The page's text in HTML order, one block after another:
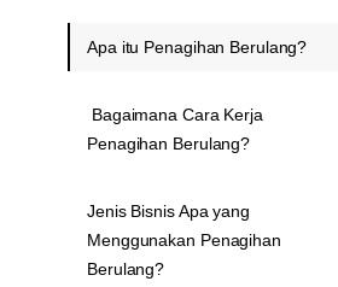
Apa itu Penagihan Berulang?
Bagaimana Cara Kerja
Penagihan Berulang?
Jenis Bisnis Apa yang
Menggunakan Penagihan
Berulang?